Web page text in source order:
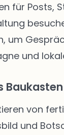
für Posts,
um
und
Baukasten
von
und